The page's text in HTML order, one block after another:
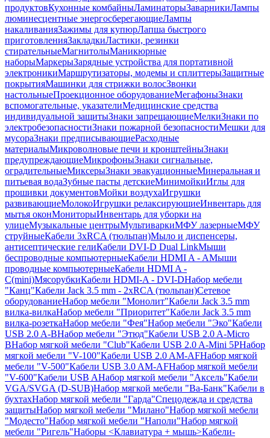
продуктовКухонные комбайныЛаминаторыЗаварникиЛампы
люминесцентные энергосберегающиеЛампы
накаливанияЗажимы для купюрЛапша быстрого
приготовленияЗакладкиЛастики, резинки
стирательныеМагнитолыМаникюрные
наборыМаркерыЗарядные устройства для портативной
электроникиМаршрутизаторы, модемы и сплиттерыЗащитные
покрытияМашинки для стрижки волосЗвонки
настольныеПроекционное оборудованиеМегафоныЗнаки
вспомогательные, указателиМедицинские средства
индивидуальной защитыЗнаки запрещающиеМелкиЗнаки по
электробезопасностиЗнаки пожарной безопасностиМешки для
мусораЗнаки предписывающиеРасходные
материалыМикроволновые печи и кронштейныЗнаки
предупреждающиеМикрофоныЗнаки сигнальные,
оградительныеМиксерыЗнаки эвакуационныеМинеральная и
питьевая водаЗубные пасты детскиеМинимойкиИглы для
прошивки документовМойки воздухаИгрушки
развивающиеМолокоИгрушки релаксирующиеИнвентарь для
мытья оконМониторыИнвентарь для уборки на
улицеМузыкальные центрыМультиваркиМФУ лазерныеМФУ
струйныеКабели 3xRCA (тюльпан)Мыло и диспенсеры,
антисептические гелиКабели DVI-D Dual LinkМыши
беспроводные компьютерныеКабели HDMI A - AМыши
проводные компьютерныеКабели HDMI A -
C(mini)МясорубкиКабели HDMI-A - DVI-DНабор мебели
"Канц"Кабели Jack 3.5 mm - 2xRCA (тюльпан)Сетевое
оборудованиеНабор мебели "Монолит"Кабели Jack 3.5 mm
вилка-вилкаНабор мебели "Приоритет"Кабели Jack 3.5 mm
вилка-розеткаНабор мебели "Фея"Набор мебели "Эко"Кабели
USB 2.0 A-BНабор мебели "Этюд"Кабели USB 2.0 A-Micro
BНабор мягкой мебели "Club"Кабели USB 2.0 A-Mini 5PНабор
мягкой мебели "V-100"Кабели USB 2.0 AM-AFНабор мягкой
мебели "V-500"Кабели USB 3.0 AM-AFНабор мягкой мебели
"V-600"Кабели USB AНабор мягкой мебели "Аксель"Кабели
VGA/SVGA (D-SUB)Набор мягкой мебели "Ва-Банк"Кабели в
бухтахНабор мягкой мебели "Гарда"Спецодежда и средства
защитыНабор мягкой мебели "Милано"Набор мягкой мебели
"Модесто"Набор мягкой мебели "Наполи"Набор мягкой
мебели "Ригель"Наборы <Клавиатура + мышь>Кабели-